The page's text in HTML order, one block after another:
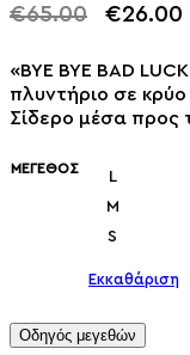
€65.00 €26.00
«BYE BYE BAD
πλυντήριο σε
Σίδερο μέσα προς
ΜΈΓΕΘΟΣ
L
M
S
Εκκαθάριση
Οδηγός μεγεθών